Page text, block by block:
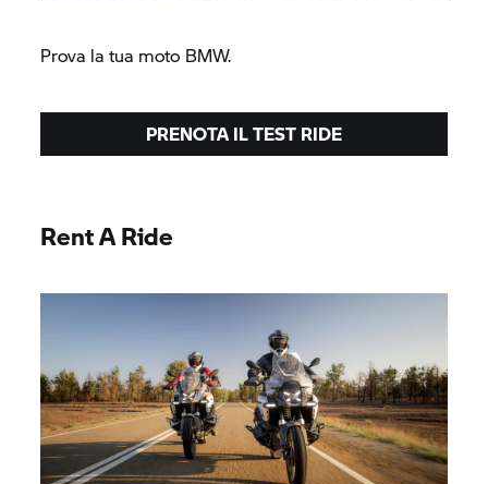
Prova la tua moto BMW.
PRENOTA IL TEST RIDE
Rent A Ride